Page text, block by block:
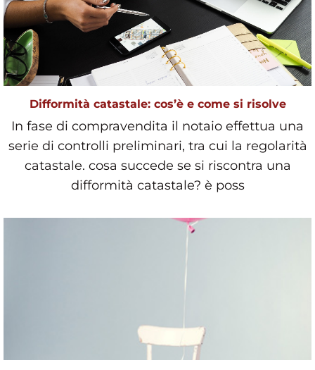
Difformità catastale: cos’è e come si risolve
In fase di compravendita il notaio effettua una
serie di controlli preliminari, tra cui la regolarità
catastale. cosa succede se si riscontra una
difformità catastale? è poss